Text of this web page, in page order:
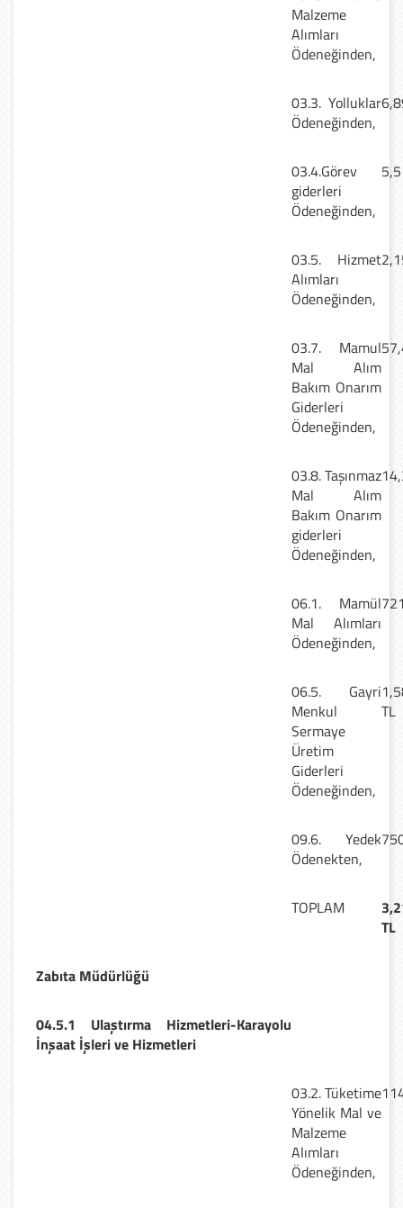
Malzeme
Alımları
Ödeneğinden,
03.3. Yolluklar
Ödeneğinden,
03.4.Görev
giderleri
Ödeneğinden,
03.5. Hizmet
Alımları
Ödeneğinden,
03.7. Mamul
Mal Alım
Bakım Onarım
Giderleri
Ödeneğinden,
03.8. Taşınmaz
Mal Alım
Bakım Onarım
giderleri
Ödeneğinden,
06.1. Mamül
Mal Alımları
Ödeneğinden,
06.5. Gayri
Menkul
Sermaye
Üretim
Giderleri
Ödeneğinden,
TL
09.6. Yedek
Ödenekten,
TOPLAM
TL
Zabıta Müdürlüğü
04.5.1 Ulaştırma Hizmetleri-Karayolu
İnşaat İşleri ve Hizmetleri
03.2. Tüketime
Yönelik Mal ve
Malzeme
Alımları
Ödeneğinden,